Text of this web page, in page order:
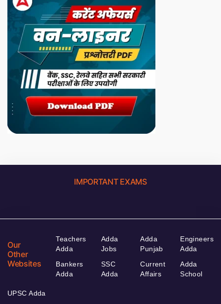
IMPORTANT EXAMS
Our
Other
Websites
Teachers
Adda
Bankers
Adda
Adda
Jobs
SSC
Adda
Adda
Punjab
Current
Affairs
Engineers
Adda
Adda
School
UPSC Adda